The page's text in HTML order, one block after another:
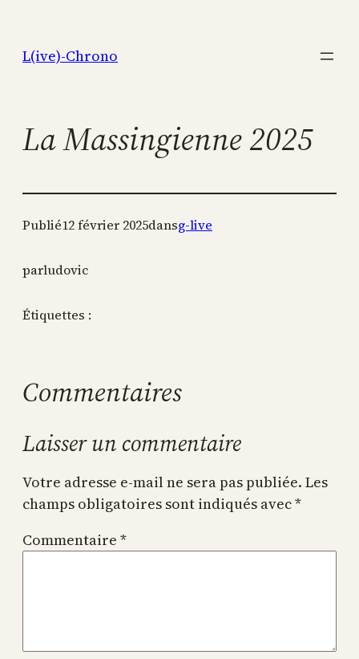
contenu
L(ive)-Chrono
La Massingienne 2025
Publié12 février 2025dansg-live
parludovic
Étiquettes :
Commentaires
Laisser un commentaire
Votre adresse e-mail ne sera pas publiée. Les
champs obligatoires sont indiqués avec*
Commentaire *